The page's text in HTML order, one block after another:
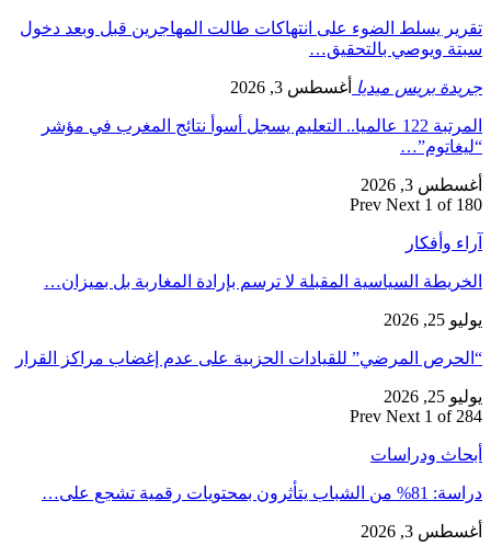
تقرير يسلط الضوء على انتهاكات طالت المهاجرين قبل وبعد دخول
سبتة ويوصي بالتحقيق…
جريدة بريس ميديا أغسطس 3, 2026
المرتبة 122 عالميا.. التعليم يسجل أسوأ نتائج المغرب في مؤشر
“ليغاتوم”…
أغسطس 3, 2026
Prev Next 1 of 180
آراء وأفكار
الخريطة السياسية المقبلة لا ترسم بإرادة المغاربة بل بميزان…
يوليو 25, 2026
“الحرص المرضي” للقيادات الحزبية على عدم إغضاب مراكز القرار
يوليو 25, 2026
Prev Next 1 of 284
أبحاث ودراسات
دراسة: 81% من الشباب يتأثرون بمحتويات رقمية تشجع على…
أغسطس 3, 2026